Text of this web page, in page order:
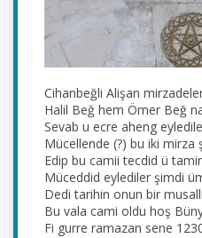
Cihanbeğli Alişan
Halil Beğ hem Ömer Beğ
Sevab u ecre aheng
Mücellende (?) bu iki mirza
Edip bu camii tecdid ü tamir
Müceddid eylediler şimdi
Dedi tarihin onun bir musalli
Bu vala cami oldu hoş
Fi gurre ramazan sene